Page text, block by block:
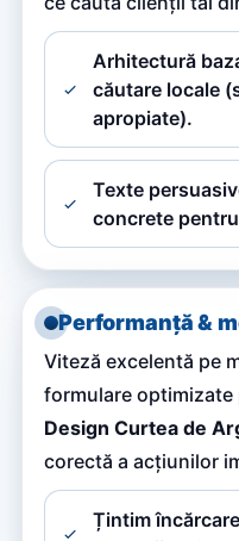
Arhitectură
căutare locale
apropiate).
Texte
concrete
Performanță &
Viteză excelentă pe
formulare
Design Curtea de
corectă a acțiunilor
Țintim